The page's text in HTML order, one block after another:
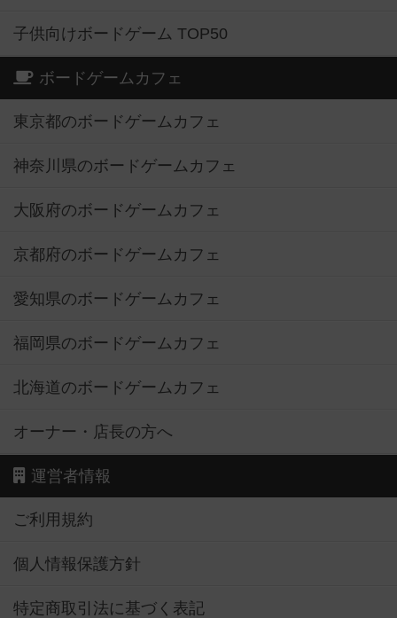
子供向けボードゲーム TOP50
ボードゲームカフェ
東京都のボードゲームカフェ
神奈川県のボードゲームカフェ
大阪府のボードゲームカフェ
京都府のボードゲームカフェ
愛知県のボードゲームカフェ
福岡県のボードゲームカフェ
北海道のボードゲームカフェ
オーナー・店長の方へ
運営者情報
ご利用規約
個人情報保護方針
特定商取引法に基づく表記